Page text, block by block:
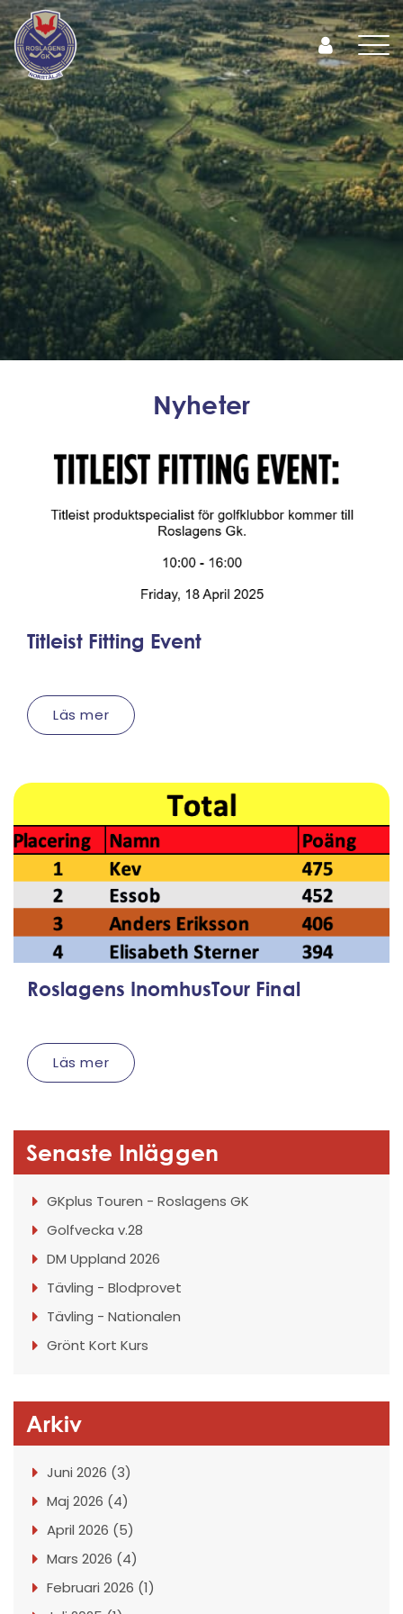
Nyheter
Titleist Fitting Event
Läs mer
Roslagens InomhusTour Final
Läs mer
Senaste Inläggen
GKplus Touren - Roslagens GK
Golfvecka v.28
DM Uppland 2026
Tävling - Blodprovet
Tävling - Nationalen
Grönt Kort Kurs
Arkiv
Juni 2026 (3)
Maj 2026 (4)
April 2026 (5)
Mars 2026 (4)
Februari 2026 (1)